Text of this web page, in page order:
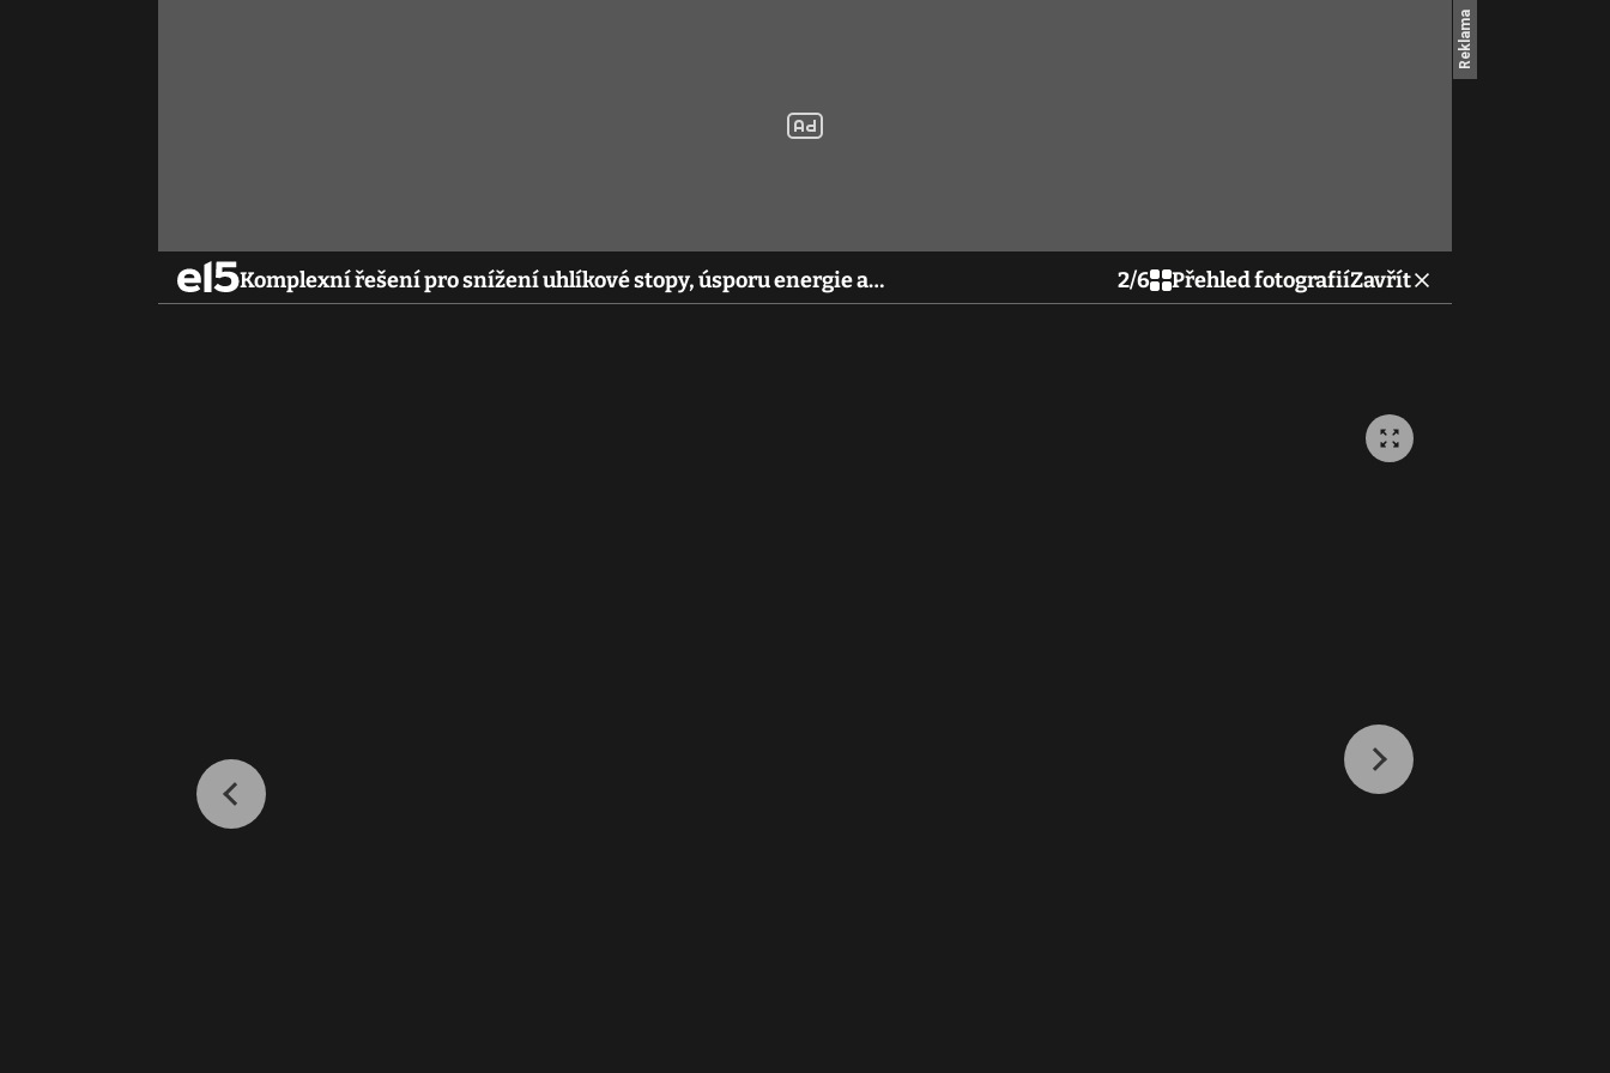
Komplexní řešení pro snížení uhlíkové stopy, úsporu energie a… 2/6 Přehled fotografiíZavřít